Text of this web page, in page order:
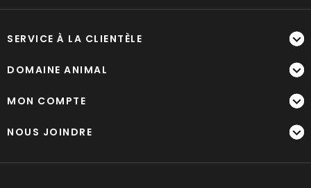
SERVICE À LA CLIENTÈLE
DOMAINE ANIMAL
MON COMPTE
NOUS JOINDRE